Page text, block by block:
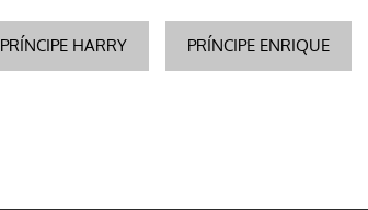
PRÍNCIPE HARRY PRÍNCIPE ENRIQUE